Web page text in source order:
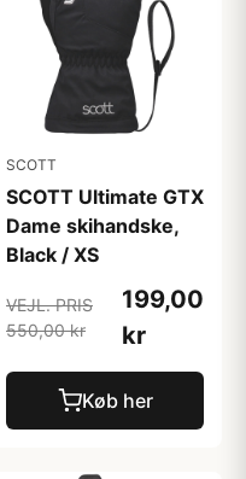
SCOTT
SCOTT Ultimate GTX
Dame skihandske,
Black / XS
VEJL. PRIS
550,00 kr
199,00
kr
Køb her